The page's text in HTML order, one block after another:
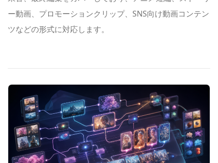
ー動画、プロモーションクリップ、SNS向け動画コンテン
ツなどの形式に対応します。